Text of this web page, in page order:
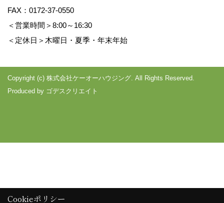
FAX：0172-37-0550
＜営業時間＞8:00～16:30
＜定休日＞木曜日・夏季・年末年始
Copyright (c) 株式会社ケーオーハウジング. All Rights Reserved.
Produced by ゴデスクリエイト
Cookieポリシー